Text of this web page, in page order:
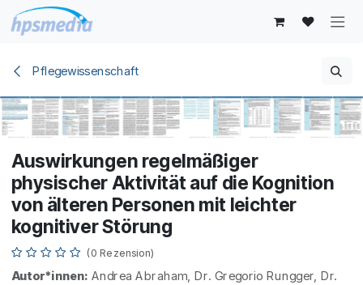
Zum Inhalt springen
Pflegewissenschaft
Auswirkungen regelmäßiger
physischer Aktivität auf die Kognition
von älteren Personen mit leichter
kognitiver Störung
(0 Rezension)
Autor*innen: Andrea Abraham, Dr. Gregorio Rungger, Dr.